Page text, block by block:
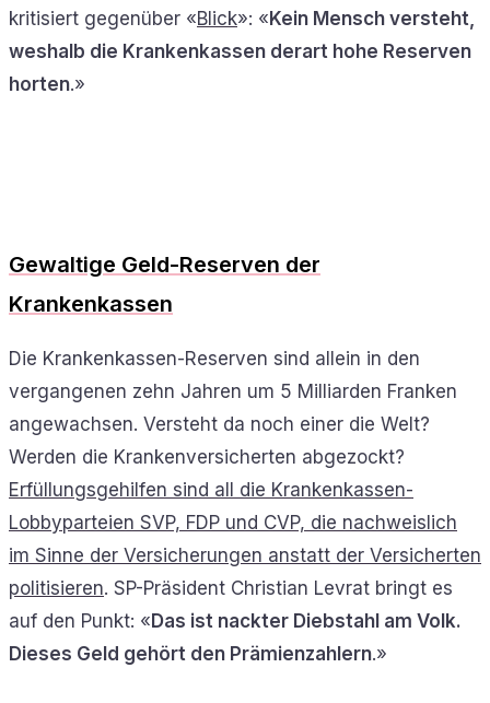
kritisiert gegenüber «Blick»: «Kein Mensch versteht,
weshalb die Krankenkassen derart hohe Reserven
horten.»
Gewaltige Geld-Reserven der
Krankenkassen
Die Krankenkassen-Reserven sind allein in den
vergangenen zehn Jahren um 5 Milliarden Franken
angewachsen. Versteht da noch einer die Welt?
Werden die Krankenversicherten abgezockt?
Erfüllungsgehilfen sind all die Krankenkassen-
Lobbyparteien SVP, FDP und CVP, die nachweislich
im Sinne der Versicherungen anstatt der Versicherten
politisieren. SP-Präsident Christian Levrat bringt es
auf den Punkt: «Das ist nackter Diebstahl am Volk.
Dieses Geld gehört den Prämienzahlern.»